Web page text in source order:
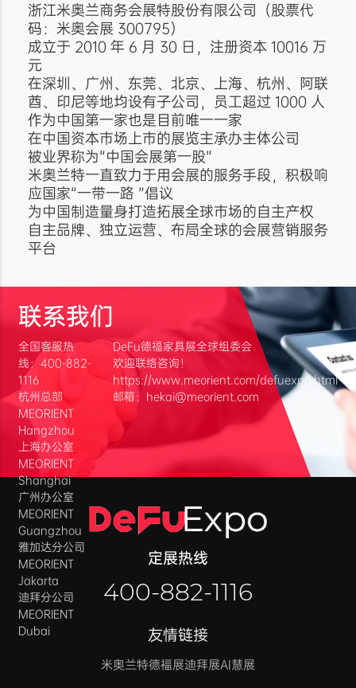
浙江米奥兰商务会展特股份有限公司（股票代
码：米奥会展 300795）
成立于 2010 年 6 月 30 日，注册资本 10016 万
元
在深圳、广州、东莞、北京、上海、杭州、阿联
酋、印尼等地均设有子公司，员工超过 1000 人
作为中国第一家也是目前唯一一家
在中国资本市场上市的展览主承办主体公司
被业界称为“中国会展第一股”
米奥兰特一直致力于用会展的服务手段，积极响
应国家“一带一路 ”倡议
为中国制造量身打造拓展全球市场的自主产权
自主品牌、独立运营、布局全球的会展营销服务
平台
联系我们
全国客服热
线：400-882-
1116
杭州总部
MEORIENT
Hangzhou
上海办公室
MEORIENT
Shanghai
广州办公室
MEORIENT
Guangzhou
雅加达分公司
MEORIENT
Jakarta
迪拜分公司
MEORIENT
Dubai
DeFu德福家具展全球组委会
欢迎联络咨询！
https://www.meorient.com/defuexpo.html
邮箱：hekai@meorient.com
定展热线
400-882-1116
友情链接
米奥兰特德福展迪拜展AI慧展